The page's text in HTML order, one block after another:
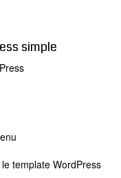
simple
template WordPress